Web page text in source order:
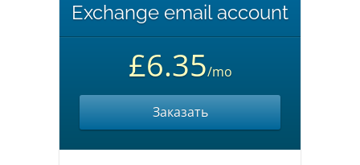
Exchange email account
£6.35/mo
Заказать